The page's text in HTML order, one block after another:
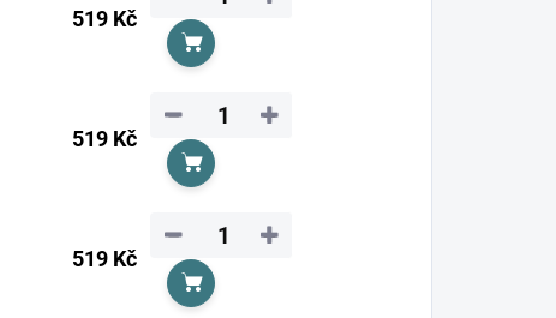
519 Kč
Do košíku
519 Kč
+
−
Do košíku
519 Kč
+
−
Do košíku